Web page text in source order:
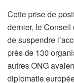
Cette prise de
dernier, le Conseil
de suspendre
près de 130
autres ONG
diplomatie